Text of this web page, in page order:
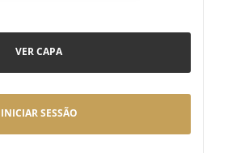
VER CAPA
INICIAR SESSÃO